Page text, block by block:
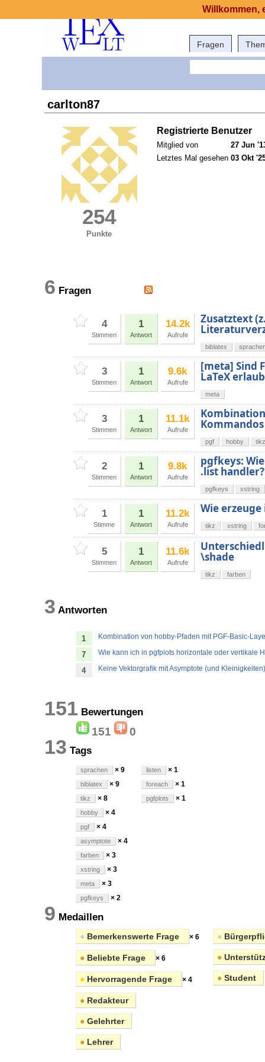
Fragen
carlton87
254
Punkte
Registrierte Benutzer
Mitglied von
27 Jun
Letztes Mal gesehen 03 Okt
6 Fragen
4
Stimmen
1
Antwort
14.2k
Aufrufe
Zusatztext
biblatex
3
Stimmen
1
Antwort
9.6k
Aufrufe
[meta] Sind
LaTeX
meta
3
Stimmen
1
Antwort
11.1k
Aufrufe Kommandos
pgf hobby tikz
2
Stimmen
1
Antwort
9.8k
Aufrufe
pgfkeys:
.list handler?
pgfkeys xstring
1
Stimme
1
Antwort
11.2k
Aufrufe
Wie
tikz xstring
5
Stimmen
1
Antwort
11.6k
Aufrufe \shade
tikz farben
3 Antworten
1 Kombination von hobby-Pfaden mit PGF-Basic-
7 Wie kann ich in pgfplots horizontale oder vertikale
4 Keine Vektorgrafik mit Asymptote (und Kleinigkeiten)
151 Bewertungen
151 0
13 Tags
sprachen × 9
biblatex × 9
tikz × 8
hobby × 4
pgf × 4
asymptote × 4
farben × 3
xstring × 3
meta × 3
pgfkeys × 2
listen × 1
foreach × 1
pgfplots × 1
9 Medaillen
● Bemerkenswerte Frage × 6
● Beliebte Frage × 6
● Hervorragende Frage × 4
● Redakteur
● Gelehrter
● Lehrer
●
●
● Student
Willkommen,